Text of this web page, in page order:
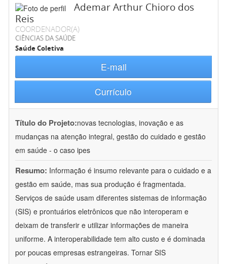
Ademar Arthur Chioro dos
Reis
COORDENADOR(A)
CIÊNCIAS DA SAÚDE
Saúde Coletiva
E-mail
Currículo
Título do Projeto:novas tecnologias, inovação e as
mudanças na atenção integral, gestão do cuidado e gestão
em saúde - o caso ipes
Resumo: Informação é insumo relevante para o cuidado e a
gestão em saúde, mas sua produção é fragmentada.
Serviços de saúde usam diferentes sistemas de informação
(SIS) e prontuários eletrônicos que não interoperam e
deixam de transferir e utilizar informações de maneira
uniforme. A interoperabilidade tem alto custo e é dominada
por poucas empresas estrangeiras. Tornar SIS